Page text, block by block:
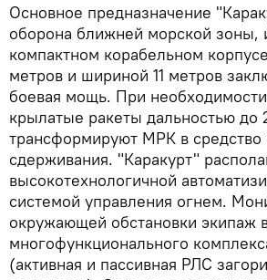
Основное предназначение
оборона ближней морской зоны,
компактном корабельном
метров и шириной 11 метров
боевая мощь. При
крылатые ракеты дальностью до
трансформируют МРК в средство
сдерживания. "Каракурт"
высокотехнологичной
системой управления огнем.
окружающей обстановки экипаж
многофункционального
(активная и пассивная РЛС